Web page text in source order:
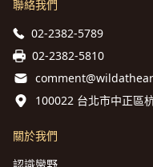
聯絡我們
02-2382-5789
02-2382-5810
100022 台北市中正區
關於我們
認識蠻野